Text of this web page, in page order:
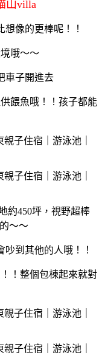
山villa
像的更棒呢！！
哦～～
車子開進去
餵魚哦！！孩子都能
約450坪，視野超棒
～～
到其他的人哦！！
！整個包棟起來就對